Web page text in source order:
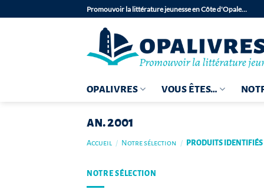
au
Promouvoir la littérature jeunesse en Côte d'Opale…
OPALIVRES VOUS ÊTES…
an. 2001
Accueil / Notre sélection / PRODUITS
NOTRE SÉLECTION